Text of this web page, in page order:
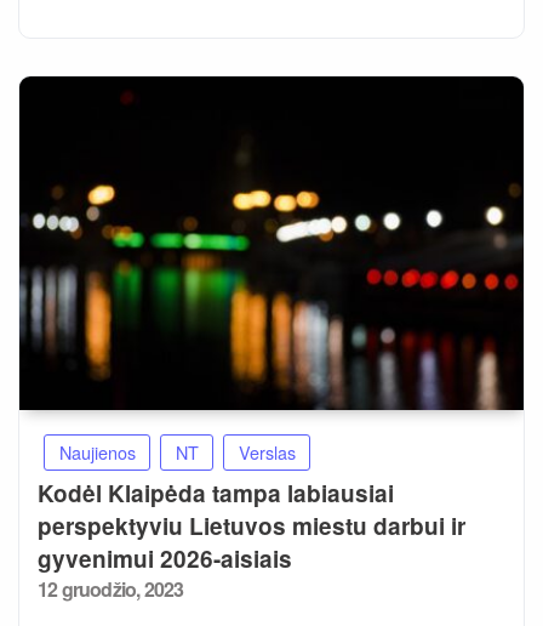
Naujienos NT Verslas
Kodėl Klaipėda tampa labiausiai
perspektyviu Lietuvos miestu darbui ir
gyvenimui 2026-aisiais
Posted
12 gruodžio, 2023